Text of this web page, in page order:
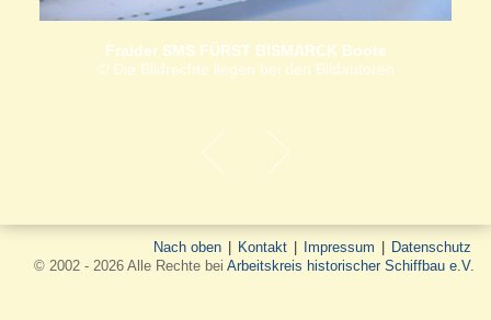
Fraider SMS FÜRST BISMARCK Boote
© Die Bildrechte liegen bei den Bildautoren
Nach oben Kontakt Impressum
Datenschutz
© 2002 - 2026 Alle Rechte bei Arbeitskreis historischer Schiffbau e.V.